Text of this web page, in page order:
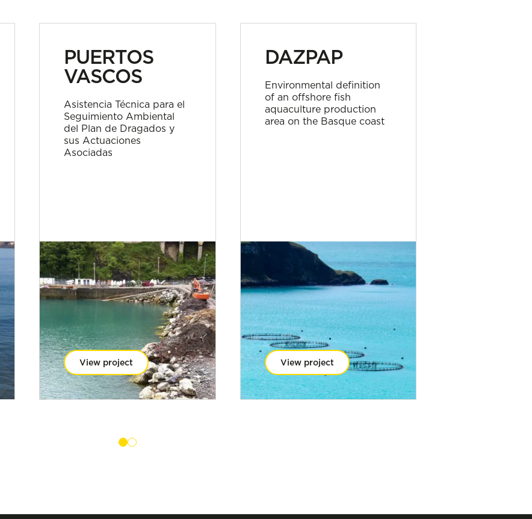
PUERTOS
VASCOS
Asistencia Técnica para el
Seguimiento Ambiental
del Plan de Dragados y
sus Actuaciones
Asociadas
View project
DAZPAP
Environmental definition
of an offshore fish
aquaculture production
area on the Basque coast
View project